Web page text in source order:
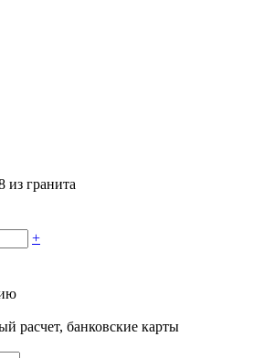
гранита
+
расчет, банковские карты